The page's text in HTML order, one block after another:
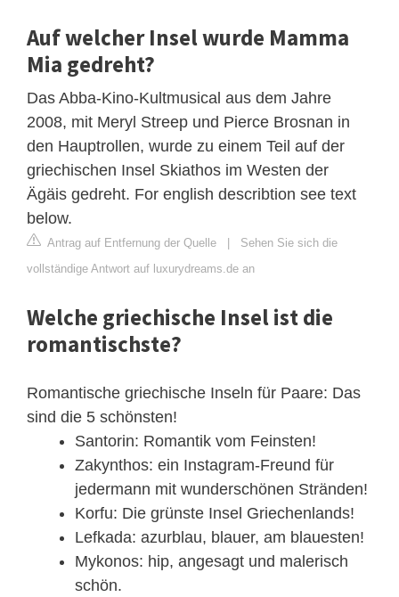
Auf welcher Insel wurde Mamma
Mia gedreht?
Das Abba-Kino-Kultmusical aus dem Jahre
2008, mit Meryl Streep und Pierce Brosnan in
den Hauptrollen, wurde zu einem Teil auf der
griechischen Insel Skiathos im Westen der
Ägäis gedreht. For english describtion see text
below.
Antrag auf Entfernung der Quelle | Sehen Sie sich die
vollständige Antwort auf luxurydreams.de an
Welche griechische Insel ist die
romantischste?
Romantische griechische Inseln für Paare: Das
sind die 5 schönsten!
Santorin: Romantik vom Feinsten!
Zakynthos: ein Instagram-Freund für
jedermann mit wunderschönen Stränden!
Korfu: Die grünste Insel Griechenlands!
Lefkada: azurblau, blauer, am blauesten!
Mykonos: hip, angesagt und malerisch
schön.